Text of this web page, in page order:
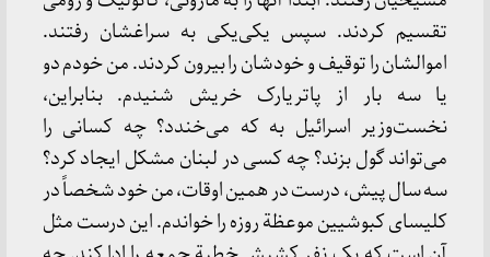
تقسیم‌ کردند. سپس‌ یکی‌یکی‌ به‌ سراغشان‌ رفتند.
اموالشان‌ را توقیف‌ و خودشان‌ را بیرون‌ کردند. من‌ خودم‌ دو
یا سه‌ بار از پاتریارک‌ خریش‌ شنیدم‌. بنابراین‌،
نخست‌وزیر اسرائیل‌ به‌ که‌ می‌خندد؟ چه‌ کسانی‌ را
می‌تواند گول‌ بزند؟ چه‌ کسی‌ در لبنان‌ مشکل‌ ایجاد کرد؟
سه‌ سال‌ پیش‌، درست‌ در همین‌ اوقات‌، من‌ خود شخصاً در
کلیسای‌ کبوشیین‌ موعظة‌ روزه‌ را خواندم‌. این‌ درست‌ مثل‌